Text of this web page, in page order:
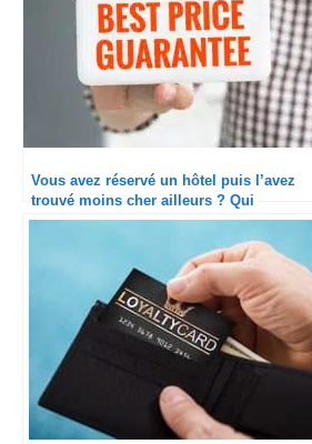
Vous avez réservé un hôtel puis l’avez
trouvé moins cher ailleurs ? Qui
dédommage le mieux ?